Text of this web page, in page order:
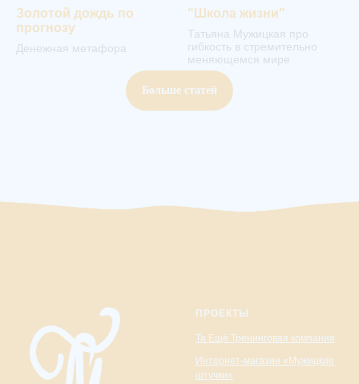
Золотой дождь по
прогнозу
Денежная метафора
"Школа жизни"
Татьяна Мужицкая про
гибкость в стремительно
меняющемся мире
Больше статей
ПРОЕКТЫ
Та Ещё Тренинговая компания
Интернет-магазин «Мужицкие
штучки»